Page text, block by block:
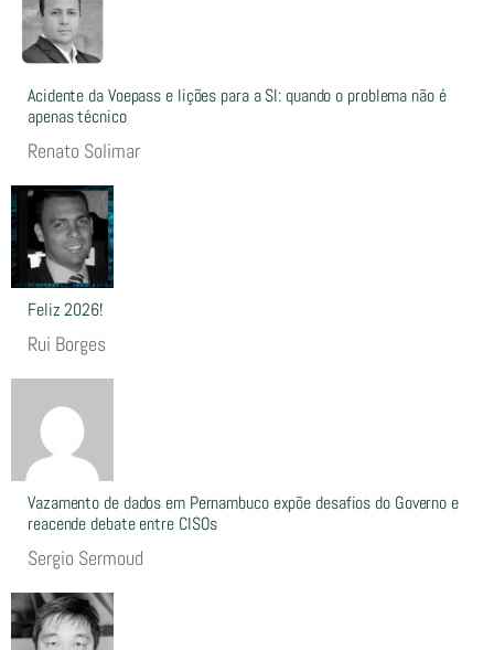
Acidente da Voepass e lições para a SI: quando o problema não é
apenas técnico
Renato Solimar
Feliz 2026!
Rui Borges
Vazamento de dados em Pernambuco expõe desafios do Governo e
reacende debate entre CISOs
Sergio Sermoud